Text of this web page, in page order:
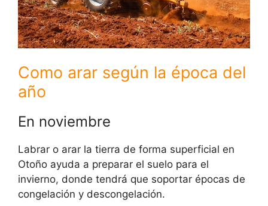
Como arar según la época del
año
En noviembre
Labrar o arar la tierra de forma superficial en
Otoño ayuda a preparar el suelo para el
invierno, donde tendrá que soportar épocas de
congelación y descongelación.